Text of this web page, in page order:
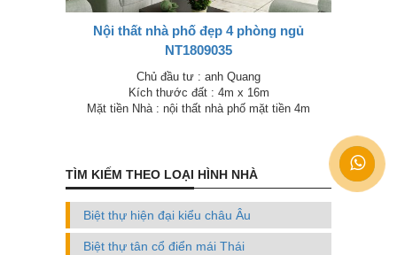
Nội thất nhà phố đẹp 4 phòng ngủ
NT1809035
Chủ đầu tư : anh Quang
Kích thước đất : 4m x 16m
Mặt tiền Nhà : nội thất nhà phố mặt tiền 4m
TÌM KIẾM THEO LOẠI HÌNH NHÀ
Biệt thự hiện đại kiểu châu Âu
Biệt thự tân cổ điển mái Thái